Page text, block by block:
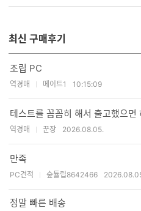
최신 구매후기
조립 PC
역경매 메이트1 10:15:09
테스트를 꼼꼼히 해서 출고했으면
역경매 꾼장 2026.08.05.
만족
PC견적 숲튤립8642466
정말 빠른 배송